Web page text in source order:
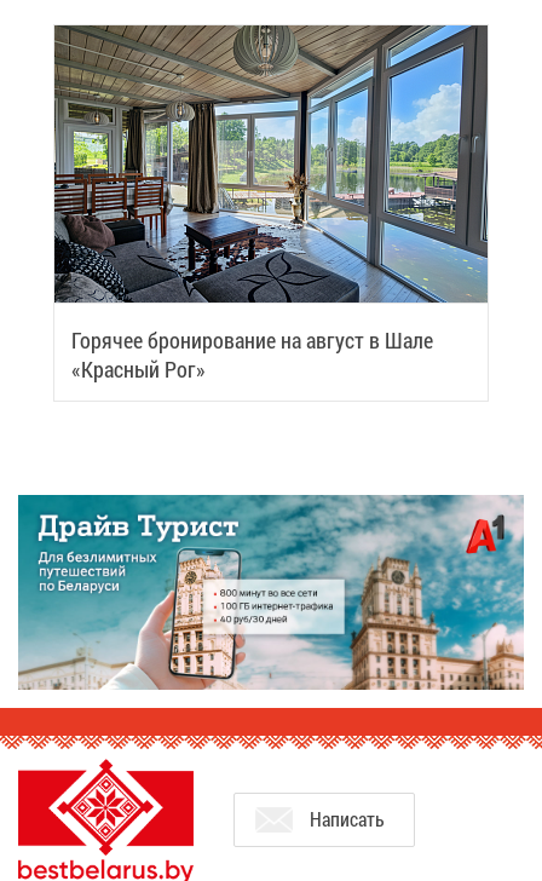
Го­ря­чее бро­ни­ро­ва­ние на ав­густ в Ша­ле
«Крас­ный Рог»
На­пи­сать